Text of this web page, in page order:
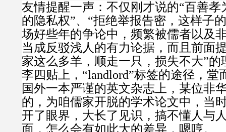
友情提醒一声：不仅刚才说的“百善孝
的隐私权”、“拒绝举报告密，这样子
场好些年的争论中，频繁被儒者以及
当成反驳浅人的有力论据，而且前面
家这么多羊，顺走一只，损失不大”
李四贴上，“landlord”标签的途径，堂
国外一本严谨的英文杂志上，某位非
的，为咱儒家开脱的学术论文中，当
开了眼界，大长了见识，搞不懂人与
面，怎么会有如此大的差异，嗯哼。